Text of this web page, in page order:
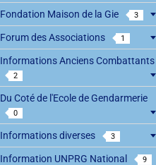
Fondation Maison de la Gie 3
Forum des Associations 1
Informations Anciens Combattants
2
Du Coté de l'Ecole de Gendarmerie
0
Informations diverses 3
Information UNPRG National 9